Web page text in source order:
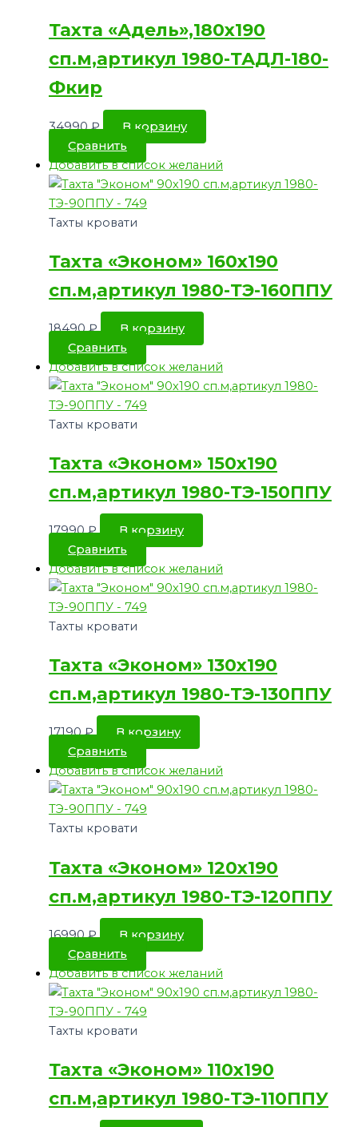
Тахта «Адель»,180х190
сп.м,артикул 1980-ТАДЛ-180-
Фкир
34990₽
В корзину
Сравнить
Добавить в список желаний
Тахты кровати
Тахта «Эконом» 160х190
сп.м,артикул 1980-ТЭ-160ППУ
18490₽
В корзину
Сравнить
Добавить в список желаний
Тахты кровати
Тахта «Эконом» 150х190
сп.м,артикул 1980-ТЭ-150ППУ
17990₽
В корзину
Сравнить
Добавить в список желаний
Тахты кровати
Тахта «Эконом» 130х190
сп.м,артикул 1980-ТЭ-130ППУ
17190₽
В корзину
Сравнить
Добавить в список желаний
Тахты кровати
Тахта «Эконом» 120х190
сп.м,артикул 1980-ТЭ-120ППУ
16990₽
В корзину
Сравнить
Добавить в список желаний
Тахты кровати
Тахта «Эконом» 110х190
сп.м,артикул 1980-ТЭ-110ППУ